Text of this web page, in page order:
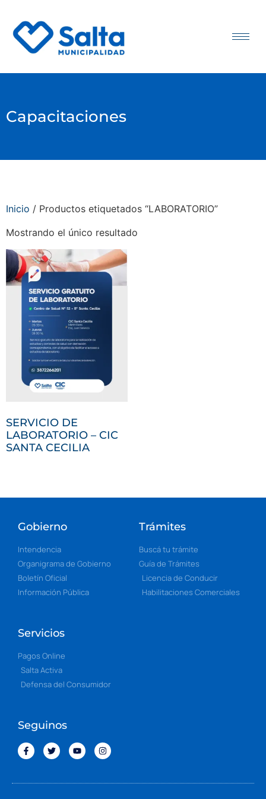
Capacitaciones
Inicio / Productos etiquetados “LABORATORIO”
Mostrando el único resultado
SERVICIO DE
LABORATORIO – CIC
SANTA CECILIA
Gobierno
Intendencia
Organigrama de Gobierno
Boletín Oficial
Información Pública
Trámites
Buscá tu trámite
Guía de Trámites
Licencia de Conducir
Habilitaciones Comerciales
Servicios
Pagos Online
Salta Activa
Defensa del Consumidor
Seguinos